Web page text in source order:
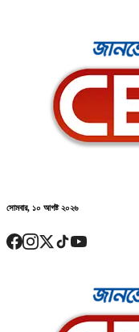
সোমবার, ১০ আগষ্ট ২০২৬